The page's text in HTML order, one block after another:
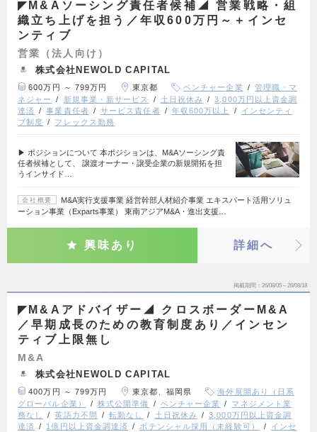
◤M&Aソーシング責任者候補◢ 営業戦略・組
織立ち上げを担う／年収600万円～＋インセ
ンティブ
営業（法人向け）
株式会社NEWOLD CAPITAL
600万円 ～ 799万円 東京都 ベンチャー企業
管理職・マ
ネジャー
新規事業・新サービス 土日祝休み
3,000万円以上資金調
達済
事業責任者 サービス責任者 年収600万以上
インセンティ
ブ制度
フレックス勤務
▶ ポジションについて 本ポジションは、M&Aソーシング責
任者候補として、 譲渡オーナー・譲受企業の新規開拓を担
うインサイド…
会社概要
M&A実行支援事業 経営幹部人材紹介事業 エキスパート活用ソリュ
ーション事業（Exparts事業） 東南アジアM&A・進出支援…
興味あり 詳細へ
掲載期間 26/08/05～26/08/18
◤M&Aアドバイザー◢ クロスボーダーM&A
／早期成長のための教育制度あり／インセン
ティブ上限無し
M&A
株式会社NEWOLD CAPITAL
400万円 ～ 799万円 東京都、福岡県
海外展開あり（日系
グローバル企業）
株式公開準備 ベンチャー企業
マネジメント業
務なし
英語力不問 転勤なし 土日祝休み
3,000万円以上資金調
達済
1億円以上資金調達済 ポテンシャル採用（未経験可）
インセ